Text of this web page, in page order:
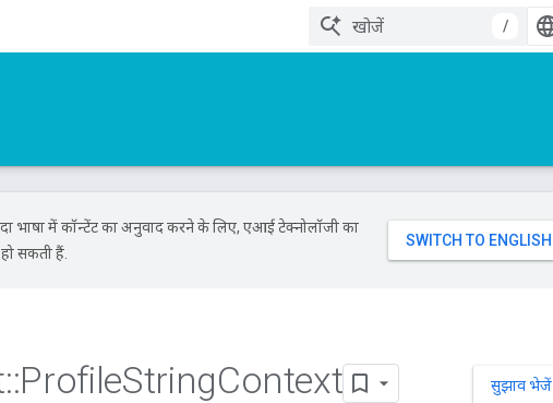
/
भाषा में कॉन्टेंट का अनुवाद करने के लिए, एआई टेक्नोलॉजी का
सकती हैं.
सुझाव भेजें
::ProfileStringContext